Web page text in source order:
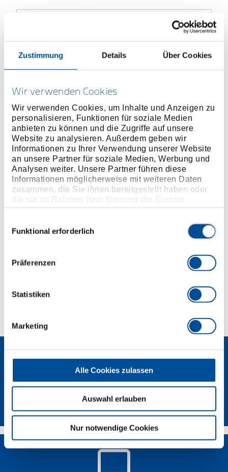
Zustimmung Details Über Cookies
Wir verwenden Cookies
Wir verwenden Cookies, um Inhalte und Anzeigen zu
personalisieren, Funktionen für soziale Medien
anbieten zu können und die Zugriffe auf unsere
Website zu analysieren. Außerdem geben wir
Informationen zu Ihrer Verwendung unserer Website
an unsere Partner für soziale Medien, Werbung und
Analysen weiter. Unsere Partner führen diese
Informationen möglicherweise mit weiteren Daten
zusammen, die Sie ihnen bereitgestellt haben oder
die sie im Rahmen Ihrer Nutzung der Dienste
gesammelt haben. Unsere vollständige
Funktional erforderlich
Präferenzen
Statistiken
Marketing
Alle Cookies zulassen
Auswahl erlauben
Nur notwendige Cookies
ONLINE KAUFEN
HÄNDLER FINDEN
Produktlinie EAN 4017981570046
Produktbeschreibung
Ausführung nach DIN 7200 Form A
Zum Ausstanzen von Pappe, Leder, Gummi,
Dichtmaterialien und anderen weichen Werkstoffen
Schneide gehärtet
Schaft blau lackiert
Lieferumfang
Technische Eigenschaften
Newsletter